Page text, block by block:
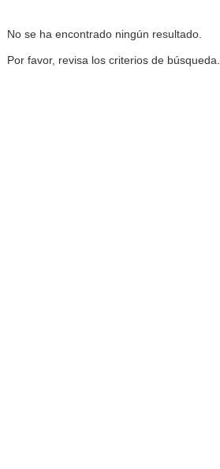
No se ha encontrado ningún resultado.
Por favor, revisa los criterios de búsqueda.